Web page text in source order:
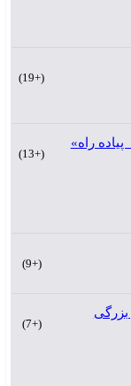
+19
راه»
+13
+9
بزرگی
+7